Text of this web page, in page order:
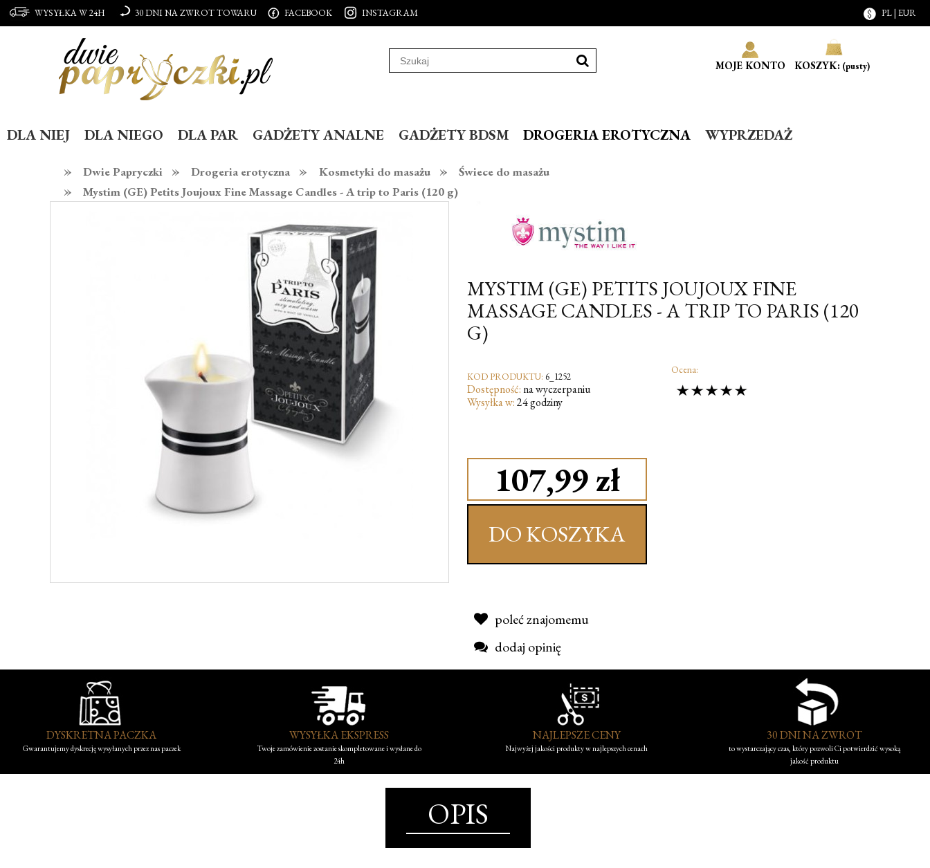
MOJE KONTO KOSZYK: (pusty)
DLA NIEJ DLA NIEGO DLA PAR GADŻETY ANALNE GADŻETY BDSM DROGERIA EROTYCZNA
WYPRZEDAŻ
»
Dwie Papryczki » Drogeria erotyczna » Kosmetyki do masażu » Świece do masażu
» Mystim (GE) Petits Joujoux Fine Massage Candles - A trip to Paris (120 g)
WYSYŁKA W 24H 30 DNI NA ZWROT TOWARU FACEBOOK INSTAGRAM PL | EUR
MYSTIM (GE) PETITS JOUJOUX FINE
MASSAGE CANDLES - A TRIP TO PARIS (120
G)
KOD PRODUKTU: 6_1252
Dostępność: na wyczerpaniu
Wysyłka w:24 godziny
Ocena:
107,99 zł
DO KOSZYKA
poleć znajomemu
dodaj opinię
DYSKRETNA PACZKA
Gwarantujemy dyskrecję wysyłanych przez nas paczek
WYSYŁKA EKSPRESS
Twoje zamówienie zostanie skompletowane i wysłane do
24h
NAJLEPSZE CENY
Najwyżej jakości produkty w najlepszych cenach
30 DNI NA ZWROT
to wystarczający czas, który pozwoli Ci potwierdzić wysoką
jakość produktu
OPIS